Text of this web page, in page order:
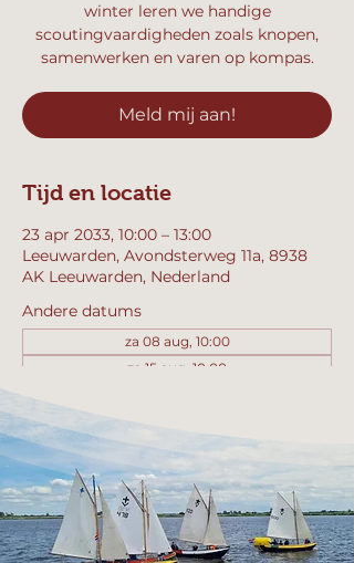
winter leren we handige
scoutingvaardigheden zoals knopen,
samenwerken en varen op kompas.
Meld mij aan!
Tijd en locatie
23 apr 2033, 10:00 – 13:00
Leeuwarden, Avondsterweg 11a, 8938
AK Leeuwarden, Nederland
Andere datums
za 08 aug, 10:00
za 15 aug, 10:00
Bekijk alle 358 datums
Meld mij aan!